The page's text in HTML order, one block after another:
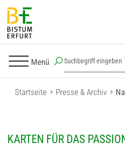
Menü
Startseite Presse & Archiv
KARTEN FÜR DAS